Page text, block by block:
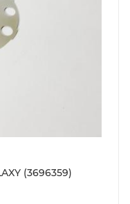
(3696359)